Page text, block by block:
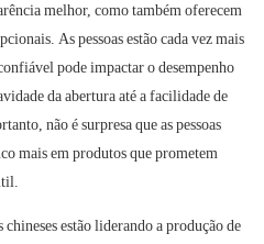
melhor, como também oferecem
As pessoas estão cada vez mais
pode impactar o desempenho
da abertura até a facilidade de
não é surpresa que as pessoas
mais em produtos que prometem
estão liderando a produção de